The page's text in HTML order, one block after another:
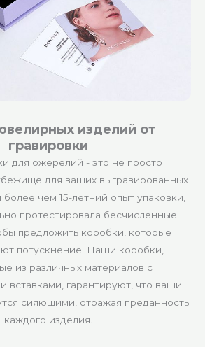
изделий от
гравировки
для ожерелий - это не просто
для ваших выгравированных
чем 15-летний опыт упаковки,
протестировала бесчисленные
предложить коробки, которые
потускнение. Наши коробки,
из различных материалов с
вставками, гарантируют, что ваши
сияющими, отражая преданность
каждого изделия.